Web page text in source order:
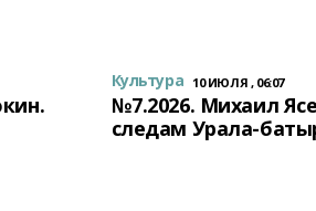
Культура 10 ИЮЛЯ , 06:07
№7.2026. Михаил
следам Урала-